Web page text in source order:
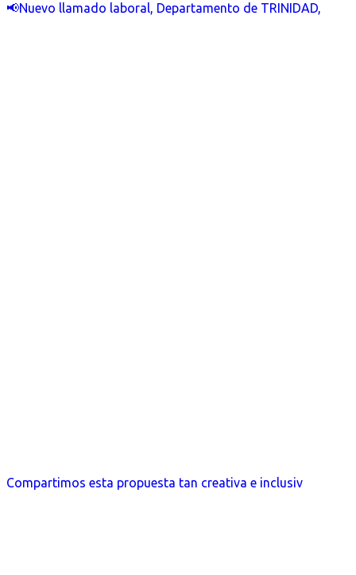
📢Nuevo llamado laboral, Departamento de TRINIDAD,
Compartimos esta propuesta tan creativa e inclusiv